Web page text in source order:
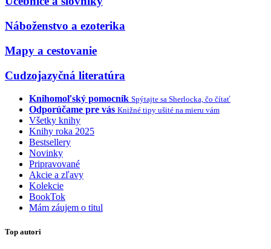
Náboženstvo a ezoterika
Mapy a cestovanie
Cudzojazyčná literatúra
Knihomoľský pomocník Spýtajte sa Sherlocka, čo čítať
Odporúčame pre vás Knižné tipy ušité na mieru vám
Všetky knihy
Knihy roka 2025
Bestsellery
Novinky
Pripravované
Akcie a zľavy
Kolekcie
BookTok
Mám záujem o titul
Top autori